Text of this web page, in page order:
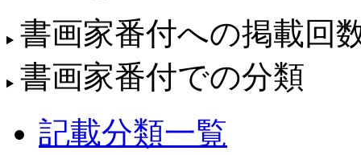
書画家番付への掲載回
書画家番付での分類
記載分類一覧